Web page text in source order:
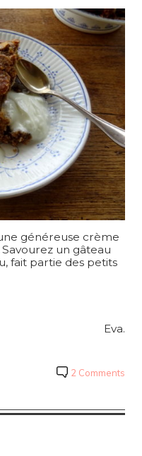
généreuse crème
un gâteau
fait partie des petits
Eva.
2 Comments